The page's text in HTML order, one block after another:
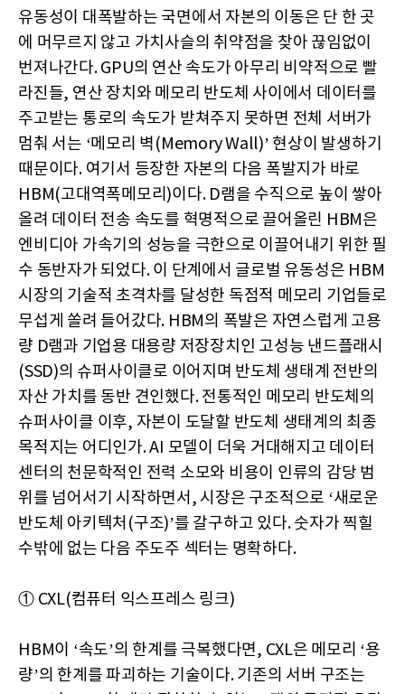
유동성이 대폭발하는 국면에서 자본의 이동은 단 한 곳
에 머무르지 않고 가치사슬의 취약점을 찾아 끊임없이
번져나간다. GPU의 연산 속도가 아무리 비약적으로 빨
라진들, 연산 장치와 메모리 반도체 사이에서 데이터를
주고받는 통로의 속도가 받쳐주지 못하면 전체 서버가
멈춰 서는 ‘메모리 벽(Memory Wall)’ 현상이 발생하기
때문이다. 여기서 등장한 자본의 다음 폭발지가 바로
HBM(고대역폭메모리)이다. D램을 수직으로 높이 쌓아
올려 데이터 전송 속도를 혁명적으로 끌어올린 HBM은
엔비디아 가속기의 성능을 극한으로 이끌어내기 위한 필
수 동반자가 되었다. 이 단계에서 글로벌 유동성은 HBM
시장의 기술적 초격차를 달성한 독점적 메모리 기업들로
무섭게 쏠려 들어갔다. HBM의 폭발은 자연스럽게 고용
량 D램과 기업용 대용량 저장장치인 고성능 낸드플래시
(SSD)의 슈퍼사이클로 이어지며 반도체 생태계 전반의
자산 가치를 동반 견인했다. 전통적인 메모리 반도체의
슈퍼사이클 이후, 자본이 도달할 반도체 생태계의 최종
목적지는 어디인가. AI 모델이 더욱 거대해지고 데이터
센터의 천문학적인 전력 소모와 비용이 인류의 감당 범
위를 넘어서기 시작하면서, 시장은 구조적으로 ‘새로운
반도체 아키텍처(구조)’를 갈구하고 있다. 숫자가 찍힐
수밖에 없는 다음 주도주 섹터는 명확하다.
① CXL(컴퓨터 익스프레스 링크)
HBM이 ‘속도’의 한계를 극복했다면, CXL은 메모리 ‘용
량’의 한계를 파괴하는 기술이다. 기존의 서버 구조는